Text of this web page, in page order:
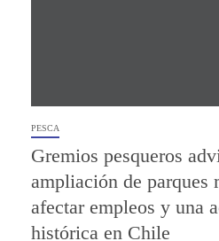
PESCA
Gremios pesqueros
ampliación de parques
afectar empleos y una
histórica en Chile